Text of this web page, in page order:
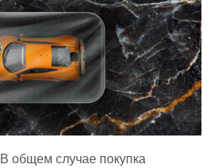
В общем случае покупка